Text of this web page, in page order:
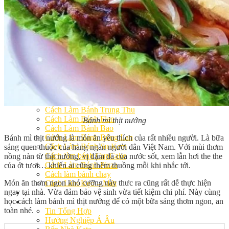
Khóa Học Handmade Mini Cake
Master Class
Chuyên Đề
Khai Giảng
Lịch học – Lịch thi
Đăng Ký Học
Công Thức
Cách Làm Bánh Việt
Cách Làm Bánh Âu
Cách Làm Bánh Kem
Cách Làm Bánh Mì
Cách Làm Bánh Trung Thu
Cách Làm Bánh Flan
Cách Làm Bánh Bao
Cách Làm Bánh Bông Lan
Cách Làm Bánh Su Kem
Cách làm bánh CupCake
Cách Làm Bánh Pizza
Cách làm bánh chay
Cách Làm Kẹo – Mứt
Video
Tin tức
Tin Tổng Hợp
Hướng Nghiệp Á Âu
Bánh mì thịt nướng
Bánh mì thịt nướng là món ăn yêu thích của rất nhiều người. Là bữa
sáng quen thuộc của hàng ngàn người dân Việt Nam. Với mùi thơm
nồng nàn từ thịt nướng, vị đậm đà của nước sốt, xem lẫn hơi the the
của ớt tươi… khiến ai cũng thèm thuồng mỗi khi nhắc tới.
Món ăn thơm ngon khó cưỡng này thưc ra cũng rất dễ thực hiện
ngay tại nhà. Vừa đảm bảo vệ sinh vừa tiết kiệm chi phí. Này cùng
học cách làm bánh mì thịt nướng để có một bữa sáng thơm ngon, an
toàn nhé.